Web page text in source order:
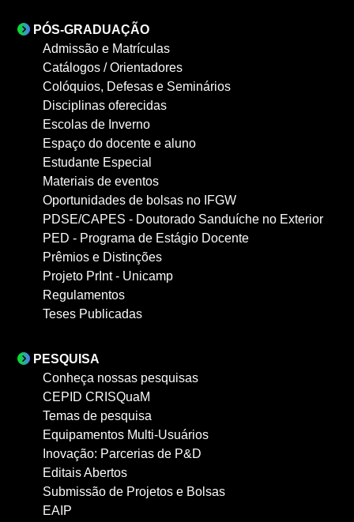
PÓS-GRADUAÇÃO
Admissão e Matrículas
Catálogos / Orientadores
Colóquios, Defesas e Seminários
Disciplinas oferecidas
Escolas de Inverno
Espaço do docente e aluno
Estudante Especial
Materiais de eventos
Oportunidades de bolsas no IFGW
PDSE/CAPES - Doutorado Sanduíche no Exterior
PED - Programa de Estágio Docente
Prêmios e Distinções
Projeto PrInt - Unicamp
Regulamentos
Teses Publicadas
PESQUISA
Conheça nossas pesquisas
CEPID CRISQuaM
Temas de pesquisa
Equipamentos Multi-Usuários
Inovação: Parcerias de P&D
Editais Abertos
Submissão de Projetos e Bolsas
EAIP